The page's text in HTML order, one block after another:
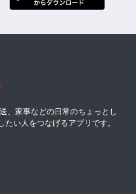
、家事などの日常のちょっとし
い人をつなげるアプリです。